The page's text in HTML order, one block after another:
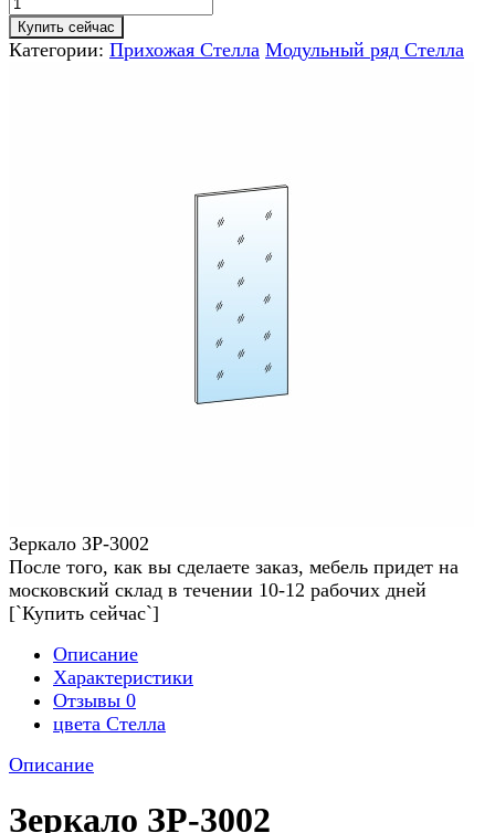
Купить сейчас
Категории: Прихожая Стелла Модульный ряд Стелла
Зеркало ЗР-3002
После того, как вы сделаете заказ, мебель придет на
московский склад в течении 10-12 рабочих дней
[`Купить сейчас`]
Описание
Характеристики
Отзывы 0
цвета Стелла
Описание
Зеркало ЗР-3002